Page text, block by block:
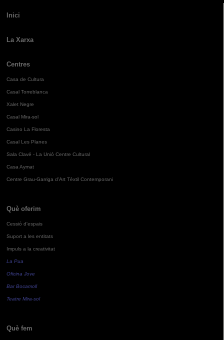
Inici
La Xarxa
Centres
Casa de Cultura
Casal Torreblanca
Xalet Negre
Casal Mira-sol
Casino La Floresta
Casal Les Planes
Sala Clavé - La Unió Centre Cultural
Casa Aymat
Centre Grau-Garriga d'Art Tèxtil Contemporani
Què oferim
Cessió d'espais
Suport a les entitats
Impuls a la creativitat
La Pua
Oficina Jove
Bar Bocamoll
Teatre Mira-sol
Què fem